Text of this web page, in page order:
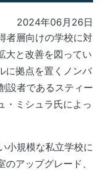
2024年06月26日
者層向けの学校に対
大と改善を図ってい
に拠点を置くノンバ
設者であるスティー
・ミシュラ氏によっ
小規模な私立学校に
アップグレード、